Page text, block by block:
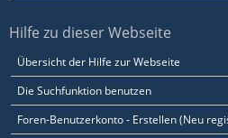
Hilfe zu dieser Webseite
Übersicht der Hilfe zur Webseite
Die Suchfunktion benutzen
Foren-Benutzerkonto - Erstellen (Neu